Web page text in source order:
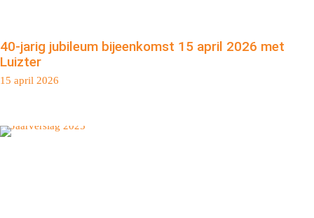
40-jarig jubileum bijeenkomst 15 april 2026 met
Luizter
15 april 2026